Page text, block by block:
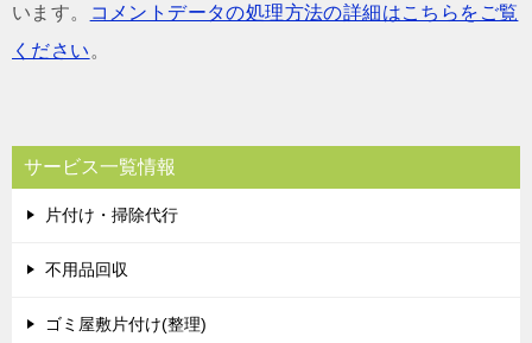
います。
コメントデータの処理方法の詳細はこちらをご覧
ください 。
サービス一覧情報
片付け・掃除代行
不用品回収
ゴミ屋敷片付け(整理)